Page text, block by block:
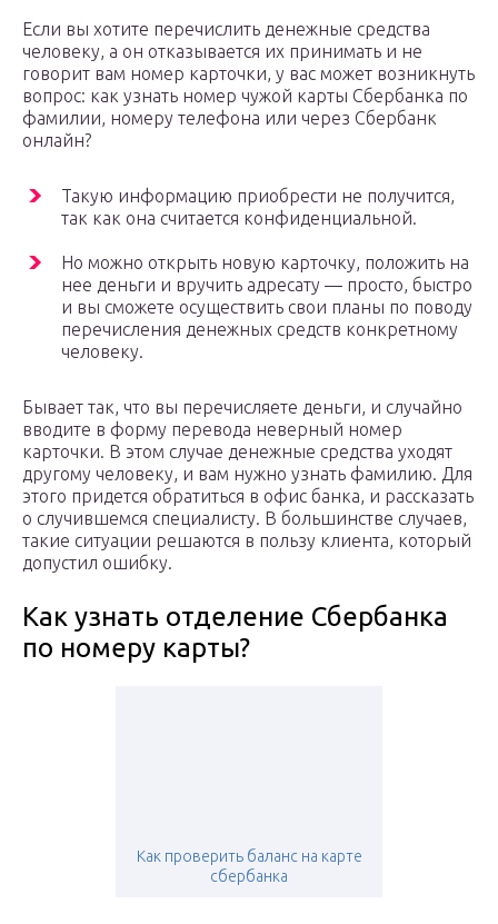
Если вы хотите перечислить денежные средства
человеку, а он отказывается их принимать и не
говорит вам номер карточки, у вас может возникнуть
вопрос: как узнать номер чужой карты Сбербанка по
фамилии, номеру телефона или через Сбербанк
онлайн?
Такую информацию приобрести не получится,
так как она считается конфиденциальной.
Но можно открыть новую карточку, положить на
нее деньги и вручить адресату — просто, быстро
и вы сможете осуществить свои планы по поводу
перечисления денежных средств конкретному
человеку.
Бывает так, что вы перечисляете деньги, и случайно
вводите в форму перевода неверный номер
карточки. В этом случае денежные средства уходят
другому человеку, и вам нужно узнать фамилию. Для
этого придется обратиться в офис банка, и рассказать
о случившемся специалисту. В большинстве случаев,
такие ситуации решаются в пользу клиента, который
допустил ошибку.
Как узнать отделение Сбербанка
по номеру карты?
Как проверить баланс на карте
сбербанка